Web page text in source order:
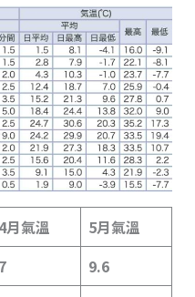
4月氣溫
5月氣溫
7
9.6